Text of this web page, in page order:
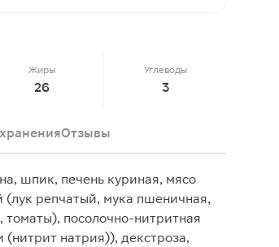
Жиры
26
Углеводы
3
Отзывы
шпик, печень куриная, мясо
репчатый, мука пшеничная,
посолочно-нитритная
(нитрит натрия)), декстроза,